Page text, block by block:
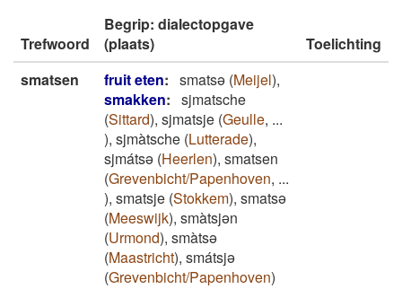
Trefwoord
Begrip: dialectopgave
(plaats)
Toelichting
smatsen
fruit eten: smatsə (Meijel),
smakken: sjmatsche
(Sittard), sjmatsje (Geulle, ...
), sjmàtsche (Lutterade),
sjmátsə (Heerlen), smatsen
(Grevenbicht/Papenhoven, ...
), smatsje (Stokkem), smatsə
(Meeswijk), smàtsjən
(Urmond), smàtsə
(Maastricht), smátsjə
(Grevenbicht/Papenhoven)